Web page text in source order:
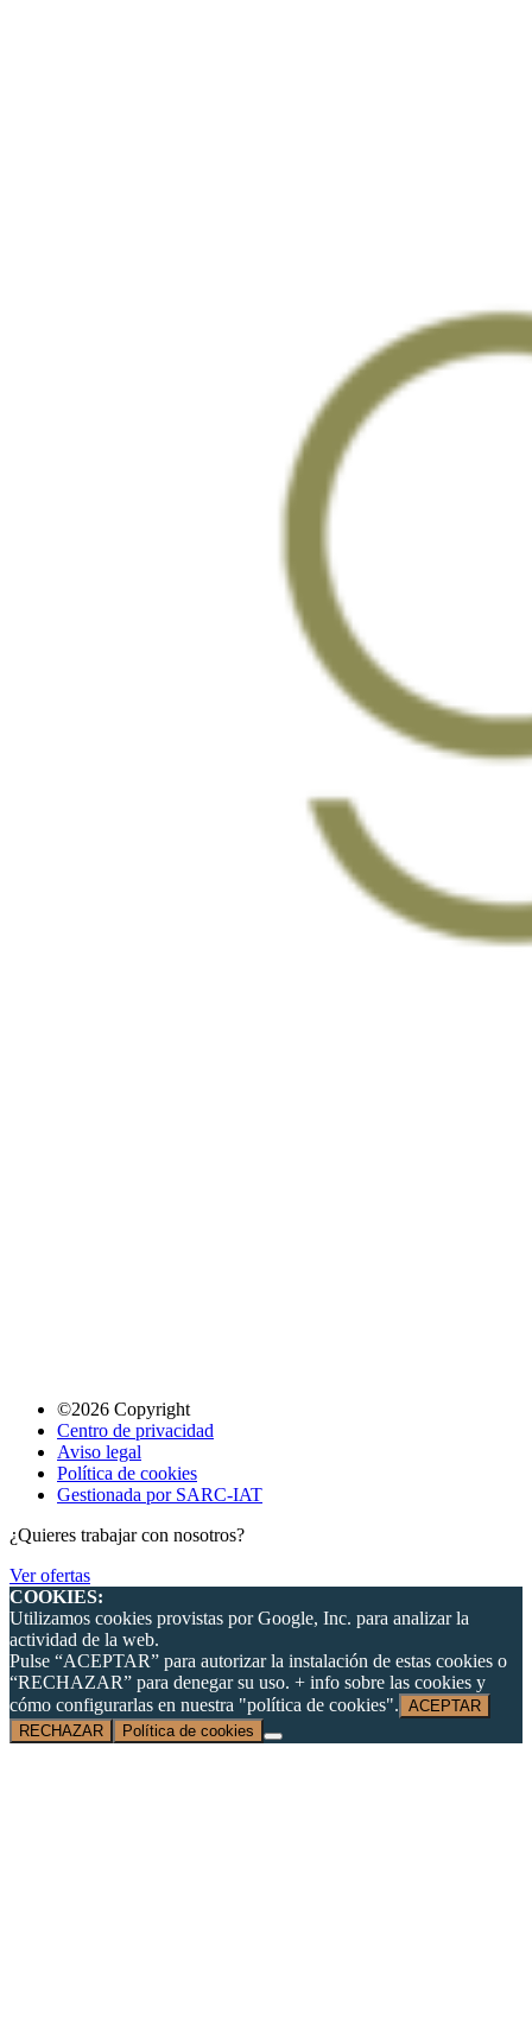
©2026 Copyright
Centro de privacidad
Aviso legal
Política de cookies
Gestionada por SARC-IAT
¿Quieres trabajar con nosotros?
Ver ofertas
COOKIES:
Utilizamos cookies provistas por Google, Inc. para analizar la
actividad de la web.
Pulse “ACEPTAR” para autorizar la instalación de estas cookies o
“RECHAZAR” para denegar su uso. + info sobre las cookies y
cómo configurarlas en nuestra "política de cookies". ACEPTAR
RECHAZAR
Política de cookies